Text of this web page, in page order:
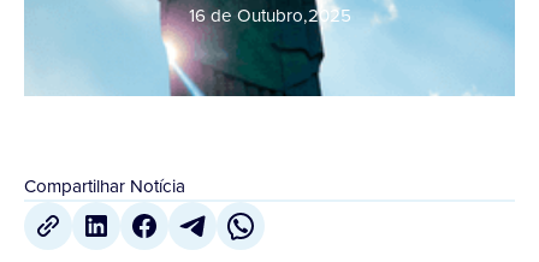
16 de Outubro,2025
Compartilhar Notícia